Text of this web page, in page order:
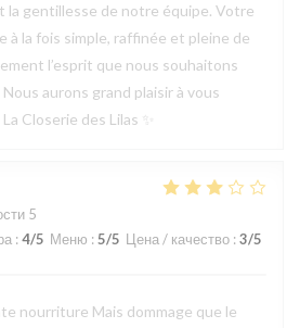
la gentillesse de notre équipe. Votre
à la fois simple, raffinée et pleine de
l’esprit que nous souhaitons
aurons grand plaisir à vous
Closerie des Lilas ✨
5
: 4/5 Меню : 5/5 Цена / качество : 3/5
nourriture Mais dommage que le